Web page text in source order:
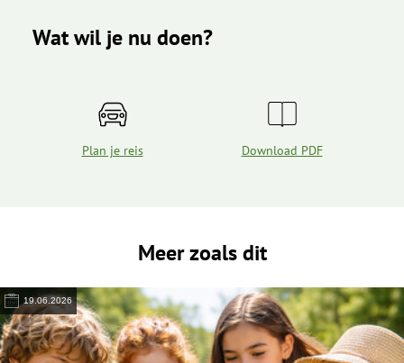
Wat wil je nu doen?
Plan je reis Download PDF
Meer zoals dit
19.06.2026